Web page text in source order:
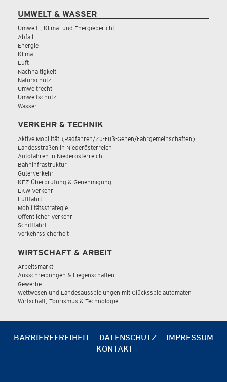
UMWELT & WASSER
Umwelt-, Klima- und Energiebericht
Abfall
Energie
Klima
Luft
Nachhaltigkeit
Naturschutz
Umweltrecht
Umweltschutz
Wasser
VERKEHR & TECHNIK
Aktive Mobilität (Radfahren/Zu-Fuß-Gehen/Fahrgemeinschaften)
Landesstraßen in Niederösterreich
Autofahren in Niederösterreich
Bahninfrastruktur
Güterverkehr
KFZ-Überprüfung & Genehmigung
LKW Verkehr
Luftfahrt
Mobilitätsstrategie
Öffentlicher Verkehr
Schifffahrt
Verkehrssicherheit
WIRTSCHAFT & ARBEIT
Arbeitsmarkt
Ausschreibungen & Liegenschaften
Gewerbe
Wettwesen und Landesausspielungen mit Glücksspielautomaten
Wirtschaft, Tourismus & Technologie
BARRIEREFREIHEIT DATENSCHUTZ
IMPRESSUM
KONTAKT